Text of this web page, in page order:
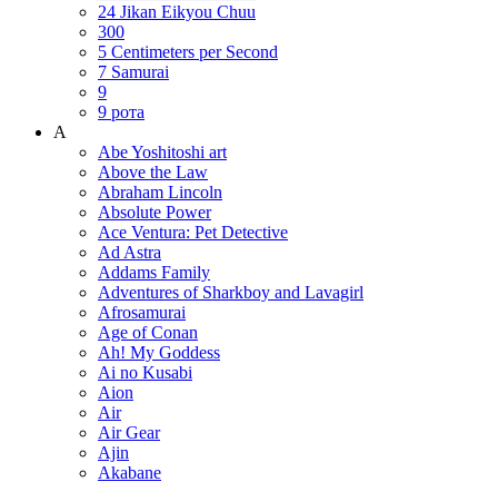
24 Jikan Eikyou Chuu
300
5 Centimeters per Second
7 Samurai
9
9 рота
A
Abe Yoshitoshi art
Above the Law
Abraham Lincoln
Absolute Power
Ace Ventura: Pet Detective
Ad Astra
Addams Family
Adventures of Sharkboy and Lavagirl
Afrosamurai
Age of Conan
Ah! My Goddess
Ai no Kusabi
Aion
Air
Air Gear
Ajin
Akabane